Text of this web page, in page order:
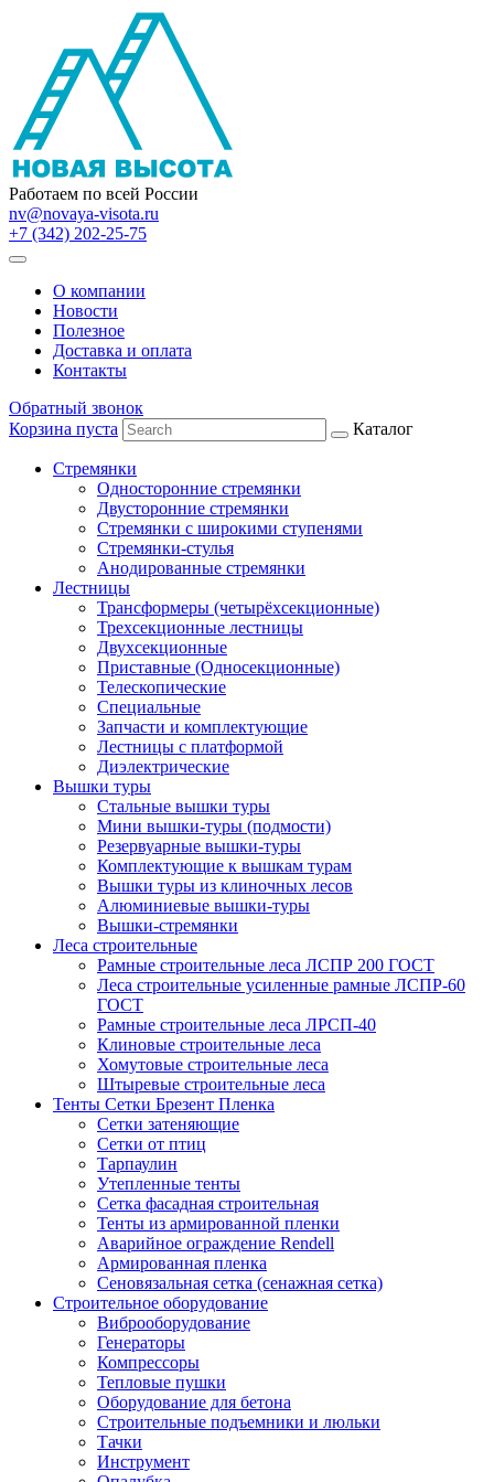
Работаем по всей России
nv@novaya-visota.ru
+7 (342) 202-25-75
О компании
Новости
Полезное
Доставка и оплата
Контакты
Обратный звонок
Корзина пуста
Каталог
Стремянки
Односторонние стремянки
Двусторонние стремянки
Стремянки с широкими ступенями
Стремянки-стулья
Анодированные стремянки
Лестницы
Трансформеры (четырёхсекционные)
Трехсекционные лестницы
Двухсекционные
Приставные (Односекционные)
Телескопические
Специальные
Запчасти и комплектующие
Лестницы с платформой
Диэлектрические
Вышки туры
Стальные вышки туры
Мини вышки-туры (подмости)
Резервуарные вышки-туры
Комплектующие к вышкам турам
Вышки туры из клиночных лесов
Алюминиевые вышки-туры
Вышки-стремянки
Леса строительные
Рамные строительные леса ЛСПР 200 ГОСТ
Леса строительные усиленные рамные ЛСПР-60
ГОСТ
Рамные строительные леса ЛРСП-40
Клиновые строительные леса
Хомутовые строительные леса
Штыревые строительные леса
Тенты Сетки Брезент Пленка
Сетки затеняющие
Сетки от птиц
Тарпаулин
Утепленные тенты
Сетка фасадная строительная
Тенты из армированной пленки
Аварийное ограждение Rendell
Армированная пленка
Сеновязальная сетка (сенажная сетка)
Строительное оборудование
Виброоборудование
Генераторы
Компрессоры
Тепловые пушки
Оборудование для бетона
Строительные подъемники и люльки
Тачки
Инструмент